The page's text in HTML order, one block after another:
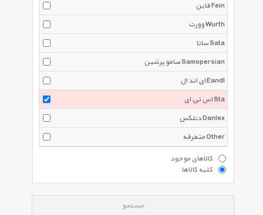
فاین Fein
وورث Wurth
ساتا Sata
صامو پرشین Samopersian
ای اند ال Eandl
اس تی ای Sta
دنلکس Danlex
متفرقه Other
کالاهای موجود
کلیه کالاها
جستجو